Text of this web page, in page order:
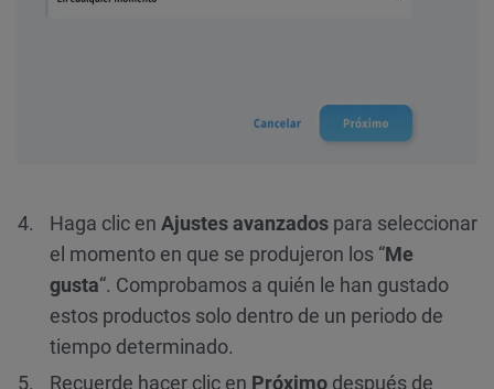
Haga clic en Ajustes avanzados para seleccionar
el momento en que se produjeron los “Me
gusta“. Comprobamos a quién le han gustado
estos productos solo dentro de un periodo de
tiempo determinado.
Recuerde hacer clic en Próximo después de